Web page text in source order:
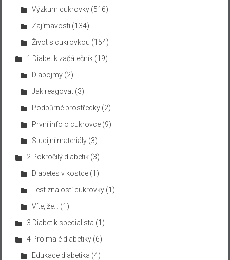
Výzkum cukrovky(516)
Zajímavosti (134)
Život s cukrovkou (154)
1 Diabetik začátečník(19)
Diapojmy(2)
Jak reagovat(3)
Podpůrné prostředky(2)
První info o cukrovce(9)
Studijní materiály(3)
2 Pokročilý diabetik(3)
Diabetes v kostce(1)
Test znalostí cukrovky(1)
Víte, že…
(1)
3 Diabetik specialista (1)
4 Pro malé diabetiky(6)
Edukace diabetika (4)